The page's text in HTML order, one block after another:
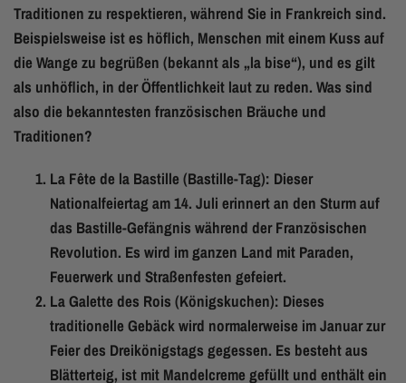
Traditionen zu respektieren, während Sie in Frankreich sind.
Beispielsweise ist es höflich, Menschen mit einem Kuss auf
die Wange zu begrüßen (bekannt als „la bise“), und es gilt
als unhöflich, in der Öffentlichkeit laut zu reden. Was sind
also die bekanntesten französischen Bräuche und
Traditionen?
La Fête de la Bastille (Bastille-Tag): Dieser
Nationalfeiertag am 14. Juli erinnert an den Sturm auf
das Bastille-Gefängnis während der Französischen
Revolution. Es wird im ganzen Land mit Paraden,
Feuerwerk und Straßenfesten gefeiert.
La Galette des Rois (Königskuchen): Dieses
traditionelle Gebäck wird normalerweise im Januar zur
Feier des Dreikönigstags gegessen. Es besteht aus
Blätterteig, ist mit Mandelcreme gefüllt und enthält ein